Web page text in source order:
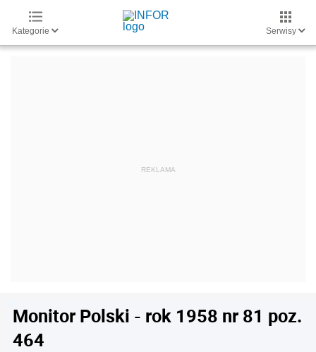
Kategorie Serwisy
Monitor Polski - rok 1958 nr 81 poz.
464